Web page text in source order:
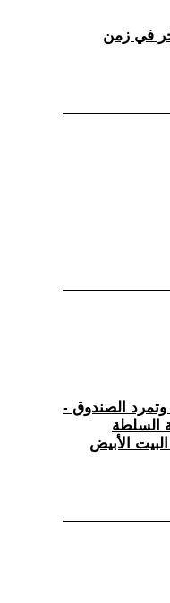
في زمن
وتمرد الصندوق -
السلطة
الأبيض